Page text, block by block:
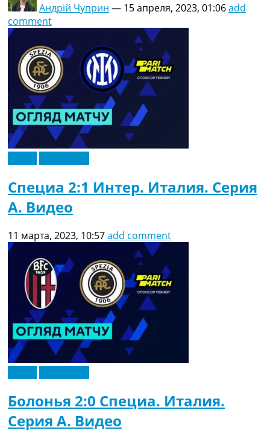
Андрій Чуприн — 15 апреля, 2023, 01:06add
comment
Специа 2:1 Интер. Италия. Серия
A. Видео
11 марта, 2023, 10:57add comment
Болонья 2:0 Специа. Италия.
Серия A. Видео